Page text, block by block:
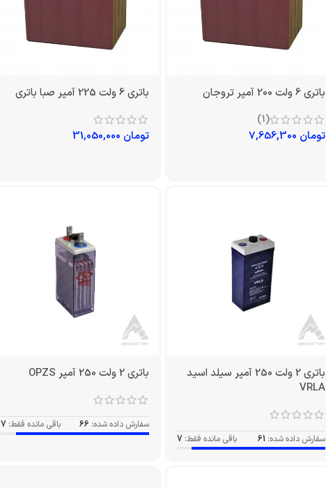
باتری 6 ولت 200 آمپر تروجان
(1)
تومان
باتری 6 ولت 225 آمپر صبا باتری
تومان
باتری 2 ولت 250 آمپر سیلد اسید
VRLA
سفارش داده شده: 61 باقی مانده فقط: 7
باتری 2 ولت 250 آمپر OPZS
سفارش داده شده: 66 باقی مانده فقط: 7